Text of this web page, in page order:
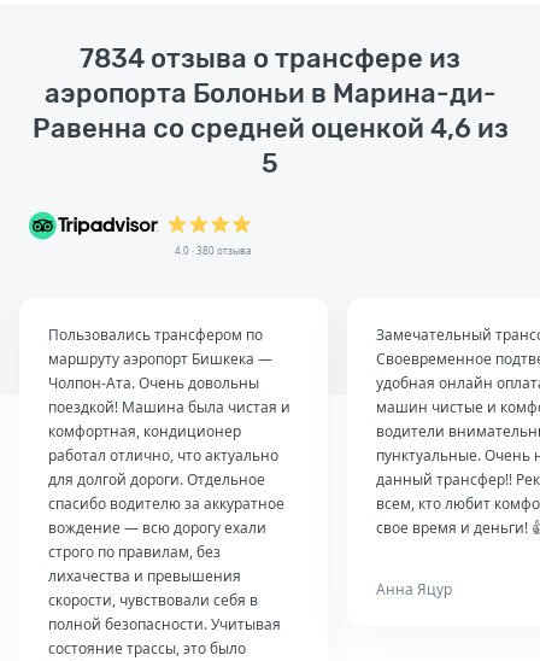
7834 отзыва о трансфере из
аэропорта Болоньи в Марина-ди-
Равенна со средней оценкой 4,6 из
5
4.0 · 380 отзыва
Пользовались трансфером по
маршруту аэропорт Бишкека —
Чолпон-Ата. Очень довольны
поездкой! Машина была чистая и
комфортная, кондиционер
работал отлично, что актуально
для долгой дороги. Отдельное
спасибо водителю за аккуратное
вождение — всю дорогу ехали
строго по правилам, без
лихачества и превышения
скорости, чувствовали себя в
полной безопасности. Учитывая
состояние трассы, это было
Замечательный
Своевременное
удобная онлайн
машин чистые и
водители
пунктуальные. Очень
данный трансфер!!
всем, кто любит
свое время и деньги!
Анна Яцур